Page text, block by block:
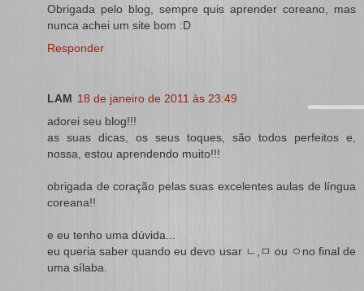
Obrigada pelo blog, sempre quis aprender coreano, mas
nunca achei um site bom :D
Responder
LAM 18 de janeiro de 2011 às 23:49
adorei seu blog!!!
as suas dicas, os seus toques, são todos perfeitos e,
nossa, estou aprendendo muito!!!
obrigada de coração pelas suas excelentes aulas de língua
coreana!!
e eu tenho uma dúvida...
eu queria saber quando eu devo usar ㄴ,ㅁ ou ㅇno final de
uma sílaba.